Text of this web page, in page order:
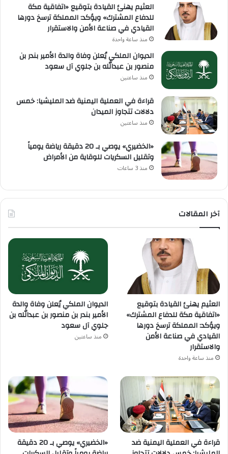
العثيم يهنئ القيادة بتوقيع «اتفاقية مكة
للدفاع المشترك» ويؤكد: المملكة ترسخ دورها
القيادي في صناعة الأمن والاستقرار
منذ ساعة واحدة
الديوان الملكي يُعلن وفاة والدة الأمير بندر بن
منصور بن عبدالله بن جلوي آل سعود
منذ ساعتين
قراءة في العملية اليمنية ضد المليشيا: خمس
دلالات تتجاوز الميدان
منذ ساعتين
«الخضيري» يوصي بـ 20 دقيقة رياضة يومياً
وتقليل السكريات للوقاية من الأمراض
منذ 3 ساعات
آخر المقالات
العثيم يهنئ القيادة بتوقيع
«اتفاقية مكة للدفاع المشترك»
ويؤكد: المملكة ترسخ دورها
القيادي في صناعة الأمن
والاستقرار
منذ ساعة واحدة
الديوان الملكي يُعلن وفاة والدة
الأمير بندر بن منصور بن عبدالله بن
جلوي آل سعود
منذ ساعتين
قراءة في العملية اليمنية ضد
«الخضيري» يوصي بـ 20 دقيقة